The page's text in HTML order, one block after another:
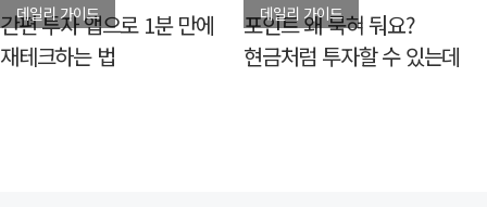
데일리 가이드
간편 투자 앱으로 1분 만에
재테크하는 법
데일리 가이드
포인트 왜 묵혀 둬요?
현금처럼 투자할 수 있는데